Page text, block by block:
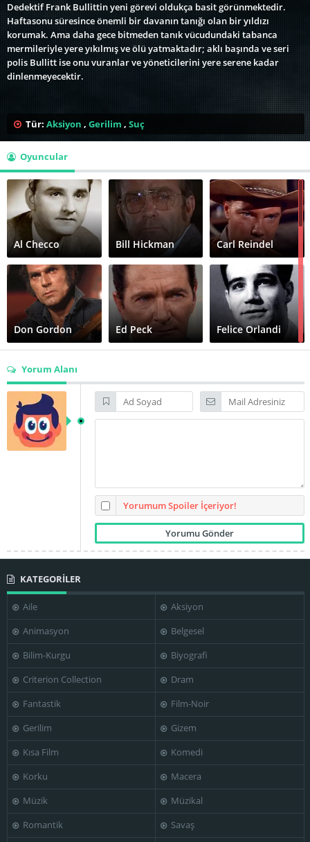
Dedektif Frank Bullittin yeni görevi oldukça basit görünmektedir.
Haftasonu süresince önemli bir davanın tanığı olan bir yıldızı
korumak. Ama daha gece bitmeden tanık vücudundaki tabanca
mermileriyle yere yıkılmış ve ölü yatmaktadır; aklı başında ve seri
polis Bullitt ise onu vuranlar ve yöneticilerini yere serene kadar
dinlenmeyecektir.
Tür: Aksiyon , Gerilim , Suç
Oyuncular
Al Checco Bill Hickman Carl Reindel
Don Gordon Ed Peck Felice Orlandi
Georg Stanford
Brown
Jacqueline Bisset John Aprea
Norman Fell Pat Renella
Robert Duvall
Peter Yates
Yorum Alanı
Yorumum Spoiler İçeriyor!
KATEGORİLER
Aile
Aksiyon
Animasyon
Belgesel
Bilim-Kurgu
Biyografi
Criterion Collection
Dram
Fantastik
Film-Noir
Gerilim
Gizem
Kısa Film
Komedi
Korku
Macera
Müzik
Müzikal
Romantik
Savaş